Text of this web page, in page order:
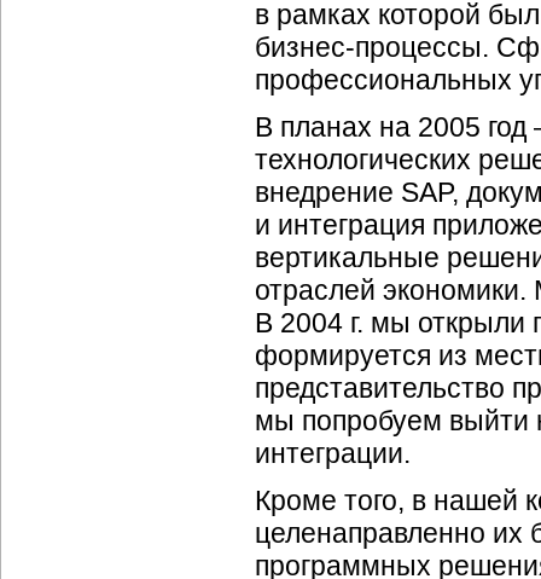
в рамках которой
бизнес-процессы.
профессиональных
В планах на 2005
технологических
внедрение SAP,
и интеграция
вертикальные
отраслей
В 2004 г. мы открыли
формируется из
представительство
мы попробуем выйти
интеграции.
Кроме того, в нашей
целенаправленно их
программных